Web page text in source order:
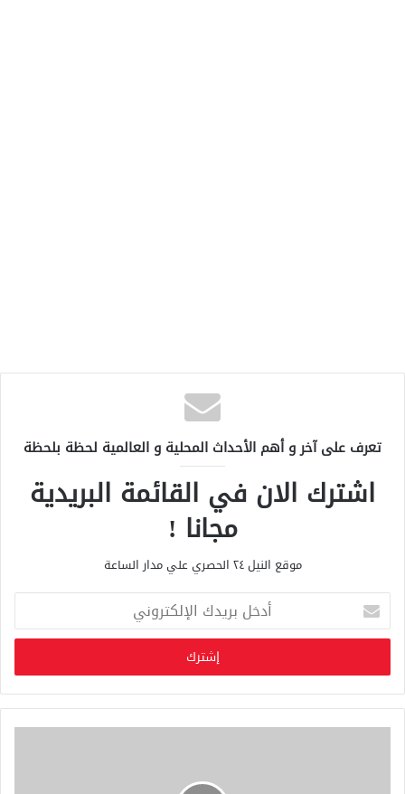
تعرف على آخر و أهم الأحداث المحلية و العالمية لحظة بلحظة
اشترك الان في القائمة البريدية
مجانا !
موقع النيل ٢٤ الحصري علي مدار الساعة
خ
ب
ر
ي
د